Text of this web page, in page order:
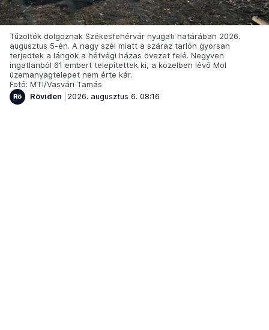
Tűzoltók dolgoznak Székesfehérvár nyugati határában 2026.
augusztus 5-én. A nagy szél miatt a száraz tarlón gyorsan
terjedtek a lángok a hétvégi házas övezet felé. Negyven
ingatlanból 61 embert telepítettek ki, a közelben lévő Mol
üzemanyagtelepet nem érte kár.
Fotó: MTI/Vasvári Tamás
Röviden
2026. augusztus 6. 08:16